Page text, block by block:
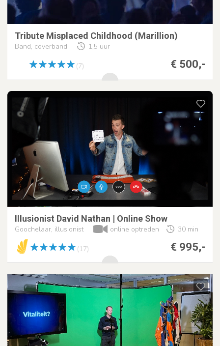
Tribute Misplaced Childhood (Marillion)
Band, coverband 1,5 uur
€ 500,-
(7)
Illusionist David Nathan | Online Show
Goochelaar, illusionist online optreden 30 min
€ 995,-
(17)